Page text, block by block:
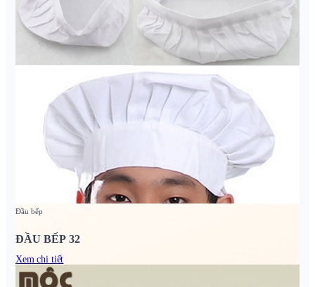
Đầu bếp
ĐẦU BẾP 32
Xem chi tiết